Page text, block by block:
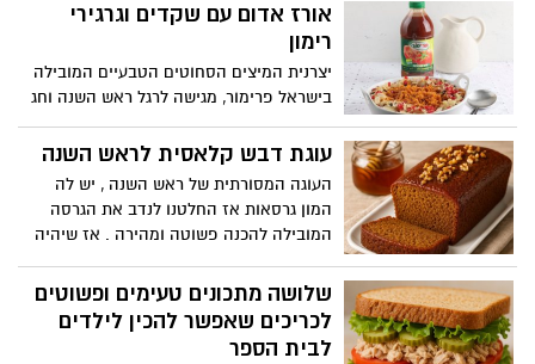
אורז אדום עם שקדים וגרגירי
רימון
יצרנית המיצים הסחוטים הטבעיים המובילה
בישראל פרימור, מגישה לרגל ראש השנה וחג
תשרי מתכון למנה חגיגית ומקורית, מרהיבה
ביופייה, שתקשט את שולחן החג: אורז אדום
בשימוש מיץ עגבניות עשיר ואיכותי של פרימור
עוגת דבש קלאסית לראש השנה
העוגה המסורתית של ראש השנה , יש לה
המון גרסאות אז החלטנו לנדב את הגרסה
המובילה להכנה פשוטה ומהירה . אז שיהיה
שלושה מתכונים טעימים ופשוטים
לכריכים שאפשר להכין לילדים
לבית הספר